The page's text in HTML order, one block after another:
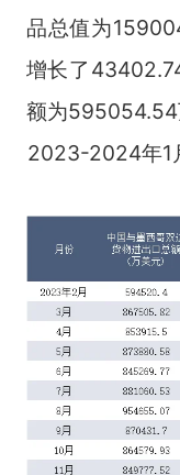
品总值为
增长了
额为595054.54
2023-2024年1